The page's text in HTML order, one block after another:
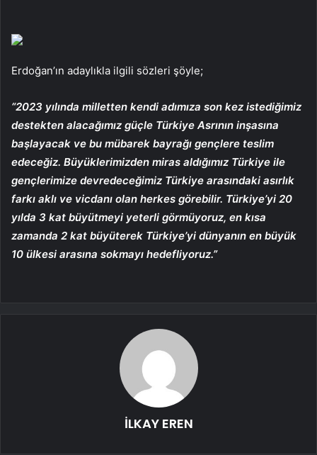
Erdoğan’ın adaylıkla ilgili sözleri şöyle;
“2023 yılında milletten kendi adımıza son kez istediğimiz
destekten alacağımız güçle Türkiye Asrının inşasına
başlayacak ve bu mübarek bayrağı gençlere teslim
edeceğiz. Büyüklerimizden miras aldığımız Türkiye ile
gençlerimize devredeceğimiz Türkiye arasındaki asırlık
farkı aklı ve vicdanı olan herkes görebilir. Türkiye’yi 20
yılda 3 kat büyütmeyi yeterli görmüyoruz, en kısa
zamanda 2 kat büyüterek Türkiye’yi dünyanın en büyük
10 ülkesi arasına sokmayı hedefliyoruz.”
İLKAY EREN